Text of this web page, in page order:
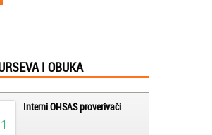
I OBUKA
Interni OHSAS proverivači